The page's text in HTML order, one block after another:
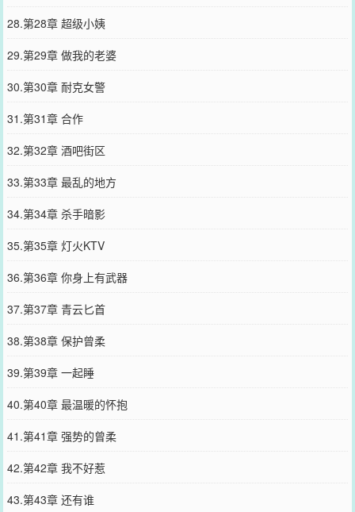
28.第28章 超级小姨
29.第29章 做我的老婆
30.第30章 耐克女警
31.第31章 合作
32.第32章 酒吧街区
33.第33章 最乱的地方
34.第34章 杀手暗影
35.第35章 灯火KTV
36.第36章 你身上有武器
37.第37章 青云匕首
38.第38章 保护曾柔
39.第39章 一起睡
40.第40章 最温暖的怀抱
41.第41章 强势的曾柔
42.第42章 我不好惹
43.第43章 还有谁